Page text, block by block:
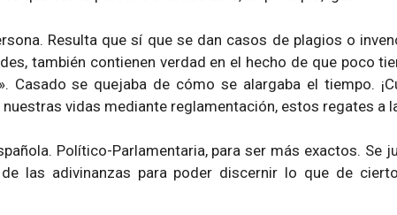
Resulta que sí que se dan casos de plagios o
también contienen verdad en el hecho de que poco
se quejaba de cómo se alargaba el tiempo.
vidas mediante reglamentación, estos regates a
Político-Parlamentaria, para ser más exactos. Se
las adivinanzas para poder discernir lo que de